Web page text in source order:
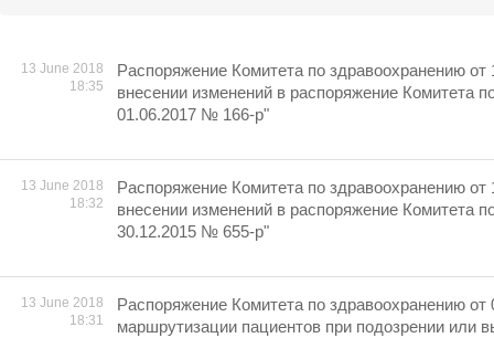
13 June 2018
18:35
Распоряжение Комитета по здравоохранению
внесении изменений в распоряжение Комитета
01.06.2017 № 166-р"
13 June 2018
18:32
Распоряжение Комитета по здравоохранению
внесении изменений в распоряжение Комитета
30.12.2015 № 655-р"
13 June 2018
18:31
Распоряжение Комитета по здравоохранению
маршрутизации пациентов при подозрении или